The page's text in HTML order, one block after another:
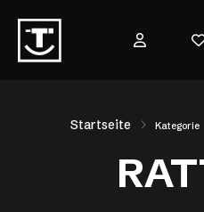
Startseite Kategorie